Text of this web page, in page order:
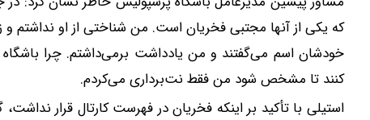
که یکی از آنها مجتبی فخریان است. من شناختی از او نداشتم و
خودشان اسم می‌گفتند و من یادداشت برمی‌داشتم. چرا باشگاه
کنند تا مشخص شود من فقط نت‌برداری می‌کردم.
استیلی با تأکید بر اینکه فخریان در فهرست کارتال قرار